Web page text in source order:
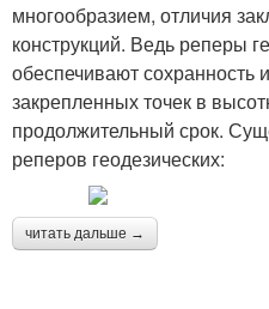
многообразием, отличия
конструкций. Ведь реперы
обеспечивают сохранность
закрепленных точек в
продолжительный срок.
реперов геодезических:
читать дальше →